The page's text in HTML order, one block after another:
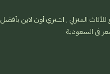
المنزلي , اشتري أون لاين بأفضل
فى السعودية